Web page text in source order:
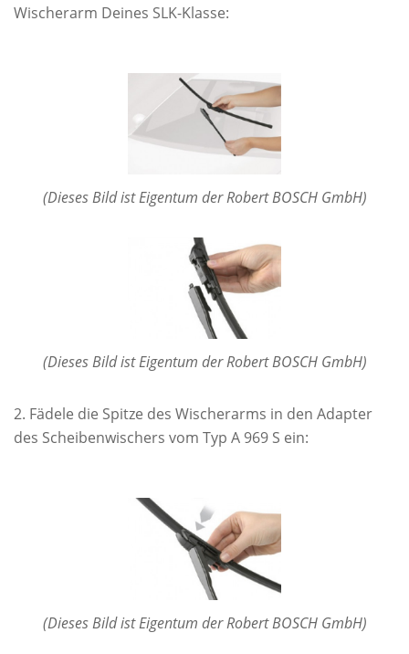
Wischerarm Deines SLK-Klasse:
(Dieses Bild ist Eigentum der Robert BOSCH GmbH)
(Dieses Bild ist Eigentum der Robert BOSCH GmbH)
Fädele die Spitze des Wischerarms in den Adapter
des Scheibenwischers vom Typ A 969 S ein:
(Dieses Bild ist Eigentum der Robert BOSCH GmbH)